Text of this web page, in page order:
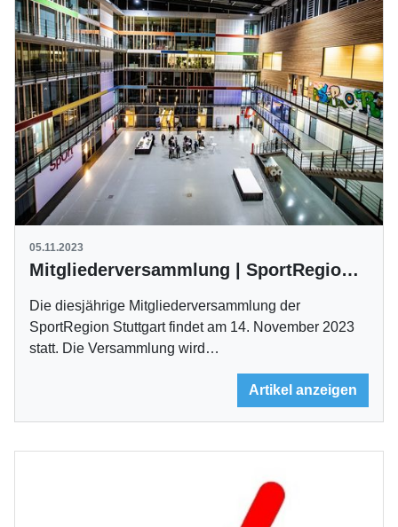
05.11.2023
Mitgliederversammlung | SportRegion tagt am 14. November
Die diesjährige Mitgliederversammlung der
SportRegion Stuttgart findet am 14. November 2023
statt. Die Versammlung wird…
Artikel anzeigen